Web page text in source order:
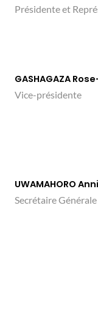
Présidente et
GASHAGAZA
Vice-présidente
UWAMAHORO
Secrétaire Générale